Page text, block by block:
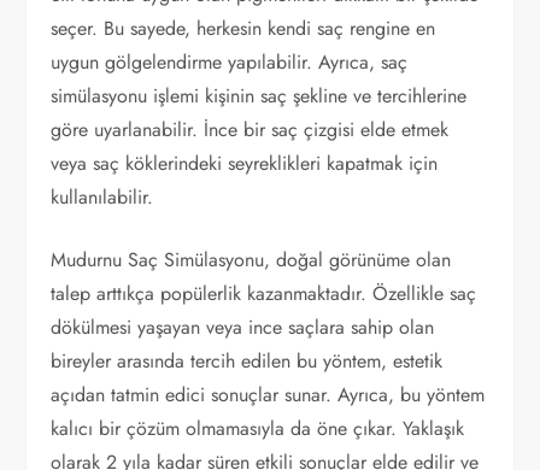
seçer. Bu sayede, herkesin kendi saç rengine en
uygun gölgelendirme yapılabilir. Ayrıca, saç
simülasyonu işlemi kişinin saç şekline ve tercihlerine
göre uyarlanabilir. İnce bir saç çizgisi elde etmek
veya saç köklerindeki seyreklikleri kapatmak için
kullanılabilir.
Mudurnu Saç Simülasyonu, doğal görünüme olan
talep arttıkça popülerlik kazanmaktadır. Özellikle saç
dökülmesi yaşayan veya ince saçlara sahip olan
bireyler arasında tercih edilen bu yöntem, estetik
açıdan tatmin edici sonuçlar sunar. Ayrıca, bu yöntem
kalıcı bir çözüm olmamasıyla da öne çıkar. Yaklaşık
olarak 2 yıla kadar süren etkili sonuçlar elde edilir ve